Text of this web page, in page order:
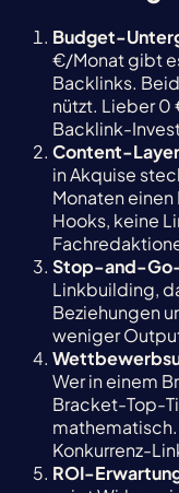
Budget-
€/Monat gibt
Backlinks.
nützt. Lieber
Backlink-
Content-
in Akquise
Monaten
Hooks, keine
Stop-and-
Linkbuilding,
Beziehungen
weniger
Wer in einem
Bracket-Top-
Konkurrenz-
ROI-